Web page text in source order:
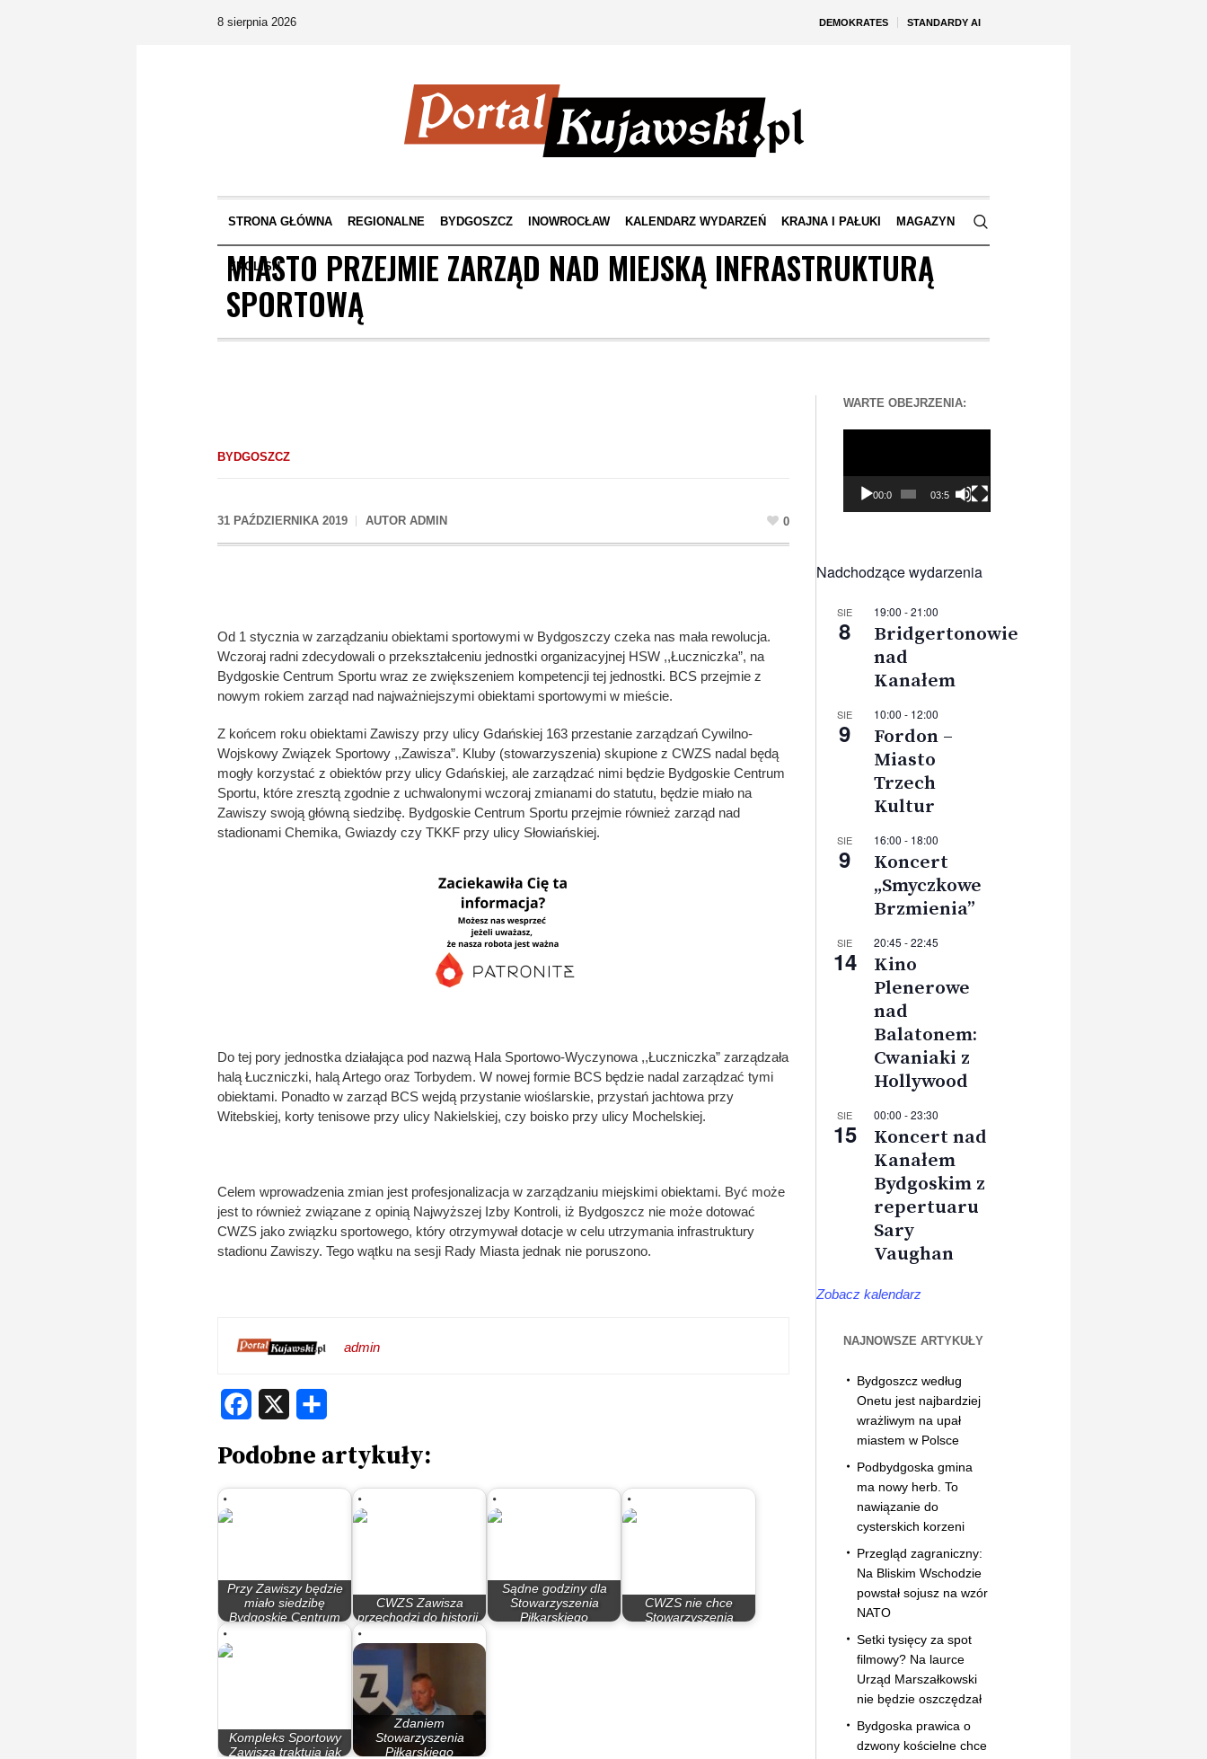
DEMOKRATES STANDARDY AI
8 sierpnia 2026
STRONA GŁÓWNA REGIONALNE BYDGOSZCZ INOWROCŁAW KALENDARZ WYDARZEŃ KRAJNA I PAŁUKI MAGAZYN
ENGLISH
MIASTO PRZEJMIE ZARZĄD NAD MIEJSKĄ INFRASTRUKTURĄ
SPORTOWĄ
BYDGOSZCZ
31 PAŹDZIERNIKA 2019 AUTOR ADMIN 0
Od 1 stycznia w zarządzaniu obiektami sportowymi w Bydgoszczy czeka nas mała rewolucja.
Wczoraj radni zdecydowali o przekształceniu jednostki organizacyjnej HSW ,,Łuczniczka”, na
Bydgoskie Centrum Sportu wraz ze zwiększeniem kompetencji tej jednostki. BCS przejmie z
nowym rokiem zarząd nad najważniejszymi obiektami sportowymi w mieście.
Z końcem roku obiektami Zawiszy przy ulicy Gdańskiej 163 przestanie zarządzań Cywilno-
Wojskowy Związek Sportowy ,,Zawisza”. Kluby (stowarzyszenia) skupione z CWZS nadal będą
mogły korzystać z obiektów przy ulicy Gdańskiej, ale zarządzać nimi będzie Bydgoskie Centrum
Sportu, które zresztą zgodnie z uchwalonymi wczoraj zmianami do statutu, będzie miało na
Zawiszy swoją główną siedzibę. Bydgoskie Centrum Sportu przejmie również zarząd nad
stadionami Chemika, Gwiazdy czy TKKF przy ulicy Słowiańskiej.
Do tej pory jednostka działająca pod nazwą Hala Sportowo-Wyczynowa ,,Łuczniczka” zarządzała
halą Łuczniczki, halą Artego oraz Torbydem. W nowej formie BCS będzie nadal zarządzać tymi
obiektami. Ponadto w zarząd BCS wejdą przystanie wioślarskie, przystań jachtowa przy
Witebskiej, korty tenisowe przy ulicy Nakielskiej, czy boisko przy ulicy Mochelskiej.
Celem wprowadzenia zmian jest profesjonalizacja w zarządzaniu miejskimi obiektami. Być może
jest to również związane z opinią Najwyższej Izby Kontroli, iż Bydgoszcz nie może dotować
CWZS jako związku sportowego, który otrzymywał dotacje w celu utrzymania infrastruktury
stadionu Zawiszy. Tego wątku na sesji Rady Miasta jednak nie poruszono.
admin
Facebook
Podobne artykuły:
Przy Zawiszy będzie
miało siedzibę
Bydgoskie Centrum
CWZS Zawisza
przechodzi do historii.
Sądne godziny dla
Stowarzyszenia
Piłkarskiego
CWZS nie chce
Stowarzyszenia
Kompleks Sportowy
Zawisza traktują jak
Zdaniem
Stowarzyszenia
Piłkarskiego
WARTE OBEJRZENIA:
00:00 03:56
Nadchodzące wydarzenia
SIE
8
19:00 -21:00
Bridgertonowie
nad
Kanałem
SIE
9
10:00 - 12:00
Fordon –
Miasto
Trzech
Kultur
SIE
9
16:00 - 18:00
Koncert
„Smyczkowe
Brzmienia”
SIE
14
20:45 -22:45
Kino
Plenerowe
nad
Balatonem:
Cwaniaki z
Hollywood
SIE
15
00:00 -23:30
Koncert nad
Kanałem
Bydgoskim z
repertuaru
Sary
Vaughan
Zobacz kalendarz
NAJNOWSZE ARTYKUŁY
Bydgoszcz według
Onetu jest najbardziej
wrażliwym na upał
miastem w Polsce
Podbydgoska gmina
ma nowy herb. To
nawiązanie do
cysterskich korzeni
Przegląd zagraniczny:
Na Bliskim Wschodzie
powstał sojusz na wzór
NATO
Setki tysięcy za spot
filmowy? Na laurce
Urząd Marszałkowski
nie będzie oszczędzał
Bydgoska prawica o
dzwony kościelne chce